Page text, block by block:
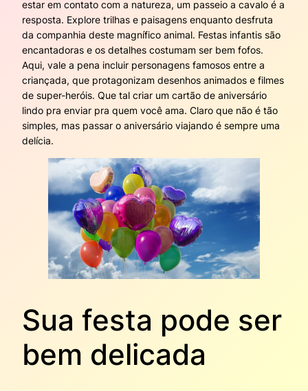
estar em contato com a natureza, um passeio a cavalo é a
resposta. Explore trilhas e paisagens enquanto desfruta
da companhia deste magnífico animal. Festas infantis são
encantadoras e os detalhes costumam ser bem fofos.
Aqui, vale a pena incluir personagens famosos entre a
criançada, que protagonizam desenhos animados e filmes
de super-heróis. Que tal criar um cartão de aniversário
lindo pra enviar pra quem você ama. Claro que não é tão
simples, mas passar o aniversário viajando é sempre uma
delícia.
Sua festa pode ser
bem delicada